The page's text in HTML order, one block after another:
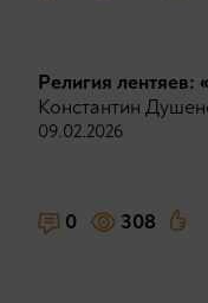
Религия лентяев:
Константин
09.02.2026
0 308